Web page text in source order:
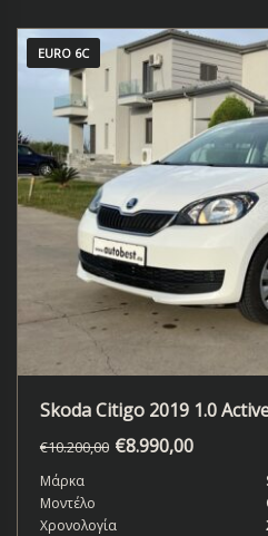
EURO 6C
Skoda Citigo 2019 1.0
€10.200,00 €8.990,00
Μάρκα
Μοντέλο
Χρονολογία